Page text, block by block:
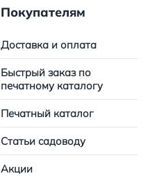
Покупателям
Доставка и оплата
Быстрый заказ по
печатному каталогу
Печатный каталог
Статьи садоводу
Акции